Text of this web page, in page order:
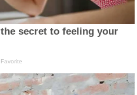
secret to feeling your
Favorite